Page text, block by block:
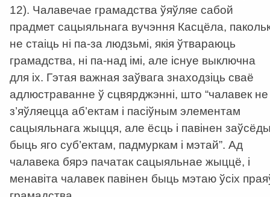
12). Чалавечае грамадства ўяўляе сабой
прадмет сацыяльнага вучэння Касцёла,
не стаіць ні па-за людзьмі, якія ўтвараюць
грамадства, ні па-над імі, але існуе выключна
для іх. Гэтая важная заўвага знаходзіць сваё
адлюстраванне ў сцвярджэнні, што “чалавек не
з’яўляецца аб’ектам і пасіўным элементам
сацыяльнага жыцця, але ёсць і павінен
быць яго суб’ектам, падмуркам і мэтай”. Ад
чалавека бярэ пачатак сацыяльнае жыццё, і
менавіта чалавек павінен быць мэтаю ўсіх